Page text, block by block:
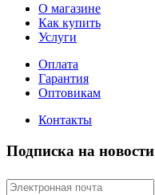
О магазине
Как купить
Услуги
Оплата
Гарантия
Оптовикам
Контакты
Подписка на новости